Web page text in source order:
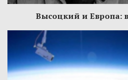
Высоцкий и Европа: